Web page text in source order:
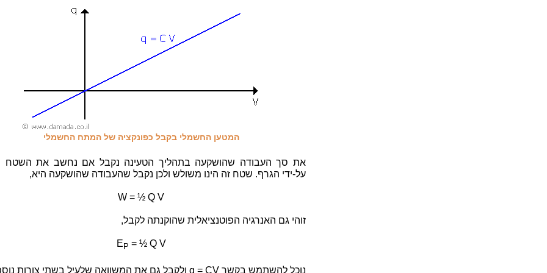
המטען החשמלי בקבל כפונקציה של המתח החשמלי
את סך העבודה שהושקעה בתהליך הטעינה נקבל אם נחשב את השטח
על-ידי הגרף. שטח זה הינו משולש ולכן נקבל שהעבודה שהושקעה היא,
W = ½ Q V
זוהי גם האנרגיה הפוטנציאלית שהוקנתה לקבל,
E P = ½ Q V
נוכל להשתמש בקשר q = CV ולקבל גם את המשוואה שלעיל בשתי צורות נוספות,